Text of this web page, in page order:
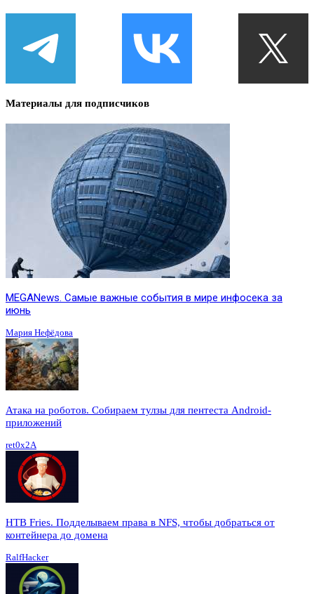
Материалы для подписчиков
MEGANews. Cамые важные события в мире инфосека за
июнь
Мария Нефёдова
Атака на роботов. Собираем тулзы для пентеста Android-
приложений
ret0x2A
HTB Fries. Подделываем права в NFS, чтобы добраться от
контейнера до домена
RalfHacker